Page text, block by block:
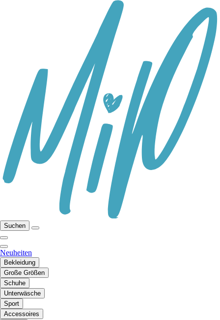
Suchen
Neuheiten
Bekleidung
Große Größen
Schuhe
Unterwäsche
Sport
Accessoires